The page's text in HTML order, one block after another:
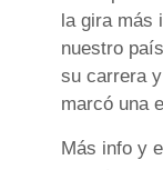
la gira más
nuestro
su carrera
marcó una
Más info y